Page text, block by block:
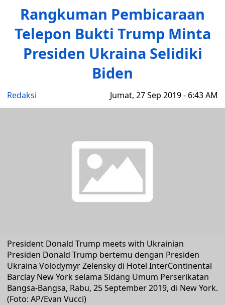
Rangkuman Pembicaraan
Telepon Bukti Trump Minta
Presiden Ukraina Selidiki
Biden
Redaksi Jumat, 27 Sep 2019 - 6:43 AM
President Donald Trump meets with Ukrainian
Presiden Donald Trump bertemu dengan Presiden
Ukraina Volodymyr Zelensky di Hotel InterContinental
Barclay New York selama Sidang Umum Perserikatan
Bangsa-Bangsa, Rabu, 25 September 2019, di New York.
(Foto: AP/Evan Vucci)